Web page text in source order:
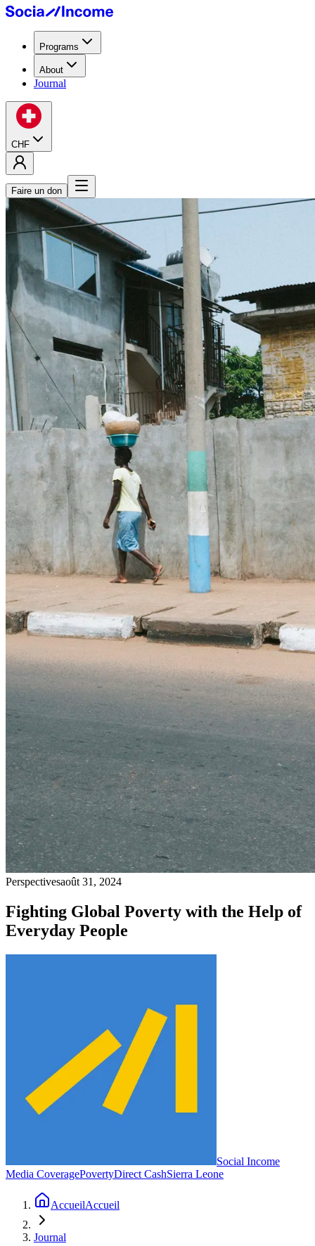
Programs
About
Journal
CHF
Faire un don
Perspectivesaoût 31, 2024
Fighting Global Poverty with the Help of
Everyday People
Social Income
Media CoveragePovertyDirect CashSierra Leone
AccueilAccueil
Journal